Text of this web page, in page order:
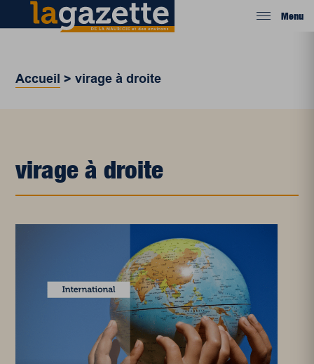
Menu
Accueil >virage à droite
virage à droite